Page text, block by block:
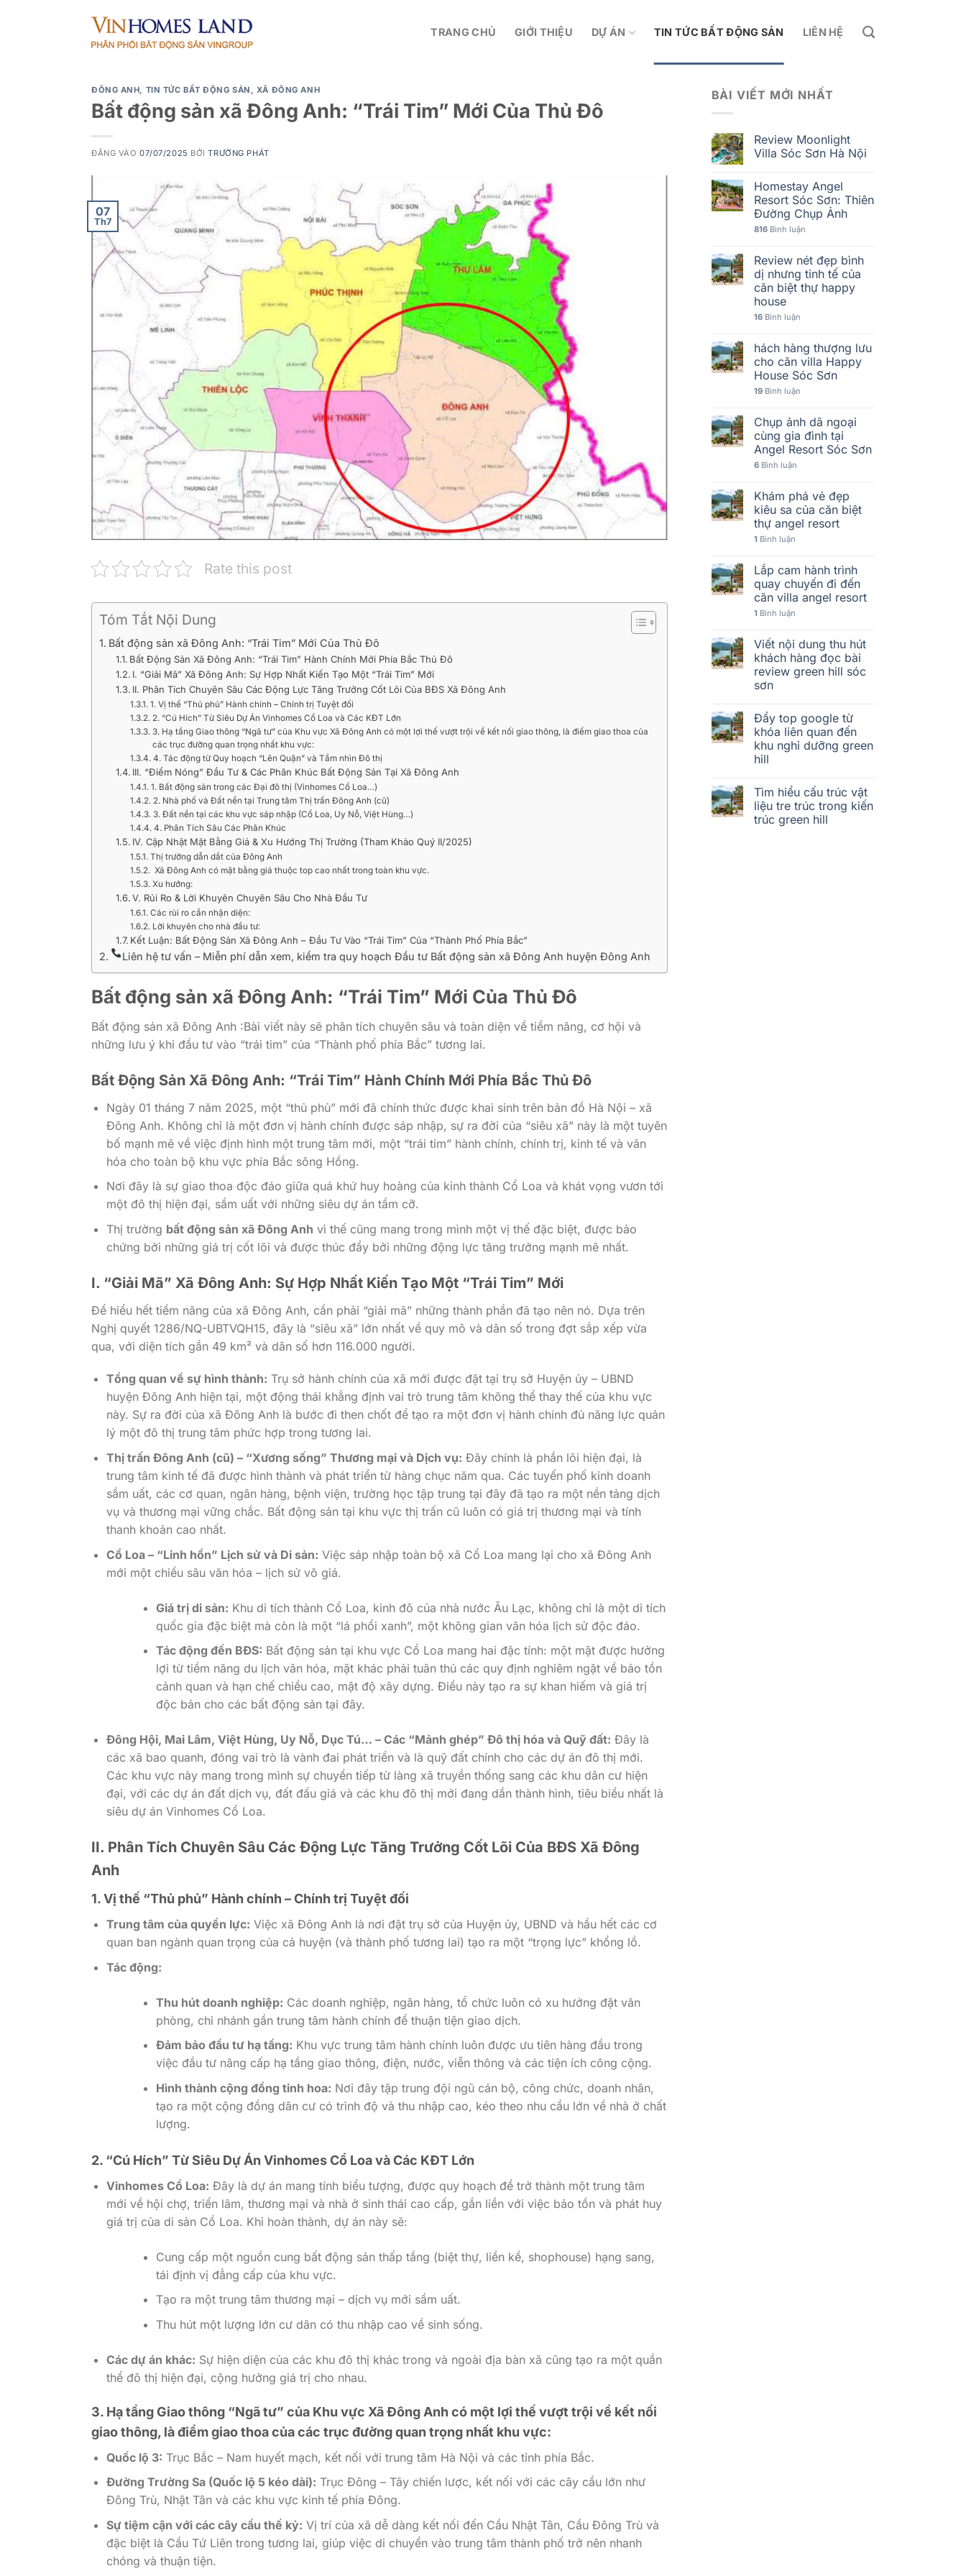
TRANG CHỦ GIỚI THIỆU DỰ ÁN TIN TỨC BẤT ĐỘNG SẢN LIÊN HỆ
ĐÔNG ANH, TIN TỨC BẤT ĐỘNG SẢN , XÃ ĐÔNG ANH
Bất động sản xã Đông Anh: “Trái Tim” Mới Của Thủ Đô
ĐĂNG VÀO07/07/2025 BỞITRƯỜNG PHÁT
07
Th7
Rate this post
Tóm Tắt Nội Dung
Bất động sản xã Đông Anh: “Trái Tim” Mới Của Thủ Đô
Bất Động Sản Xã Đông Anh: “Trái Tim” Hành Chính Mới Phía Bắc Thủ Đô
I. “Giải Mã” Xã Đông Anh: Sự Hợp Nhất Kiến Tạo Một “Trái Tim” Mới
II. Phân Tích Chuyên Sâu Các Động Lực Tăng Trưởng Cốt Lõi Của BĐS Xã Đông Anh
1. Vị thế “Thủ phủ” Hành chính – Chính trị Tuyệt đối
2. “Cú Hích” Từ Siêu Dự Án Vinhomes Cổ Loa và Các KĐT Lớn
3. Hạ tầng Giao thông “Ngã tư” của Khu vực Xã Đông Anh có một lợi thế vượt trội về kết nối giao thông, là điểm giao thoa của
các trục đường quan trọng nhất khu vực:
4. Tác động từ Quy hoạch “Lên Quận” và Tầm nhìn Đô thị
III. “Điểm Nóng” Đầu Tư & Các Phân Khúc Bất Động Sản Tại Xã Đông Anh
1. Bất động sản trong các Đại đô thị (Vinhomes Cổ Loa…)
2. Nhà phố và Đất nền tại Trung tâm Thị trấn Đông Anh (cũ)
3. Đất nền tại các khu vực sáp nhập (Cổ Loa, Uy Nỗ, Việt Hùng…)
4. Phân Tích Sâu Các Phân Khúc
IV. Cập Nhật Mặt Bằng Giá & Xu Hướng Thị Trường (Tham Khảo Quý II/2025)
Thị trường dẫn dắt của Đông Anh
Xã Đông Anh có mặt bằng giá thuộc top cao nhất trong toàn khu vực.
Xu hướng:
V. Rủi Ro & Lời Khuyên Chuyên Sâu Cho Nhà Đầu Tư
Các rủi ro cần nhận diện:
Lời khuyên cho nhà đầu tư:
Kết Luận: Bất Động Sản Xã Đông Anh – Đầu Tư Vào “Trái Tim” Của “Thành Phố Phía Bắc”
Liên hệ tư vấn – Miễn phí dẫn xem, kiểm tra quy hoạch Đầu tư Bất động sản xã Đông Anh huyện Đông Anh
Bất động sản xã Đông Anh: “Trái Tim” Mới Của Thủ Đô
Bất động sản xã Đông Anh :Bài viết này sẽ phân tích chuyên sâu và toàn diện về tiềm năng, cơ hội và
những lưu ý khi đầu tư vào “trái tim” của “Thành phố phía Bắc” tương lai.
Bất Động Sản Xã Đông Anh: “Trái Tim” Hành Chính Mới Phía Bắc Thủ Đô
Ngày 01 tháng 7 năm 2025, một “thủ phủ” mới đã chính thức được khai sinh trên bản đồ Hà Nội – xã
Đông Anh. Không chỉ là một đơn vị hành chính được sáp nhập, sự ra đời của “siêu xã” này là một tuyên
bố mạnh mẽ về việc định hình một trung tâm mới, một “trái tim” hành chính, chính trị, kinh tế và văn
hóa cho toàn bộ khu vực phía Bắc sông Hồng.
Nơi đây là sự giao thoa độc đáo giữa quá khứ huy hoàng của kinh thành Cổ Loa và khát vọng vươn tới
một đô thị hiện đại, sầm uất với những siêu dự án tầm cỡ.
Thị trường bất động sản xã Đông Anh vì thế cũng mang trong mình một vị thế đặc biệt, được bảo
chứng bởi những giá trị cốt lõi và được thúc đẩy bởi những động lực tăng trưởng mạnh mẽ nhất.
I. “Giải Mã” Xã Đông Anh: Sự Hợp Nhất Kiến Tạo Một “Trái Tim” Mới
Để hiểu hết tiềm năng của xã Đông Anh, cần phải “giải mã” những thành phần đã tạo nên nó. Dựa trên
Nghị quyết 1286/NQ-UBTVQH15, đây là “siêu xã” lớn nhất về quy mô và dân số trong đợt sắp xếp vừa
qua, với diện tích gần 49 km² và dân số hơn 116.000 người.
Tổng quan về sự hình thành: Trụ sở hành chính của xã mới được đặt tại trụ sở Huyện ủy – UBND
huyện Đông Anh hiện tại, một động thái khẳng định vai trò trung tâm không thể thay thế của khu vực
này. Sự ra đời của xã Đông Anh là bước đi then chốt để tạo ra một đơn vị hành chính đủ năng lực quản
lý một đô thị trung tâm phức hợp trong tương lai.
Thị trấn Đông Anh (cũ) – “Xương sống” Thương mại và Dịch vụ: Đây chính là phần lõi hiện đại, là
trung tâm kinh tế đã được hình thành và phát triển từ hàng chục năm qua. Các tuyến phố kinh doanh
sầm uất, các cơ quan, ngân hàng, bệnh viện, trường học tập trung tại đây đã tạo ra một nền tảng dịch
vụ và thương mại vững chắc. Bất động sản tại khu vực thị trấn cũ luôn có giá trị thương mại và tính
thanh khoản cao nhất.
Cổ Loa – “Linh hồn” Lịch sử và Di sản: Việc sáp nhập toàn bộ xã Cổ Loa mang lại cho xã Đông Anh
mới một chiều sâu văn hóa – lịch sử vô giá.
Giá trị di sản: Khu di tích thành Cổ Loa, kinh đô của nhà nước Âu Lạc, không chỉ là một di tích
quốc gia đặc biệt mà còn là một “lá phổi xanh”, một không gian văn hóa lịch sử độc đáo.
Tác động đến BĐS: Bất động sản tại khu vực Cổ Loa mang hai đặc tính: một mặt được hưởng
lợi từ tiềm năng du lịch văn hóa, mặt khác phải tuân thủ các quy định nghiêm ngặt về bảo tồn
cảnh quan và hạn chế chiều cao, mật độ xây dựng. Điều này tạo ra sự khan hiếm và giá trị
độc bản cho các bất động sản tại đây.
Đông Hội, Mai Lâm, Việt Hùng, Uy Nỗ, Dục Tú… – Các “Mảnh ghép” Đô thị hóa và Quỹ đất: Đây là
các xã bao quanh, đóng vai trò là vành đai phát triển và là quỹ đất chính cho các dự án đô thị mới.
Các khu vực này mang trong mình sự chuyển tiếp từ làng xã truyền thống sang các khu dân cư hiện
đại, với các dự án đất dịch vụ, đất đấu giá và các khu đô thị mới đang dần thành hình, tiêu biểu nhất là
siêu dự án Vinhomes Cổ Loa.
II. Phân Tích Chuyên Sâu Các Động Lực Tăng Trưởng Cốt Lõi Của BĐS Xã Đông
Anh
1. Vị thế “Thủ phủ” Hành chính – Chính trị Tuyệt đối
Trung tâm của quyền lực: Việc xã Đông Anh là nơi đặt trụ sở của Huyện ủy, UBND và hầu hết các cơ
quan ban ngành quan trọng của cả huyện (và thành phố tương lai) tạo ra một “trọng lực” khổng lồ.
Tác động:
Thu hút doanh nghiệp: Các doanh nghiệp, ngân hàng, tổ chức luôn có xu hướng đặt văn
phòng, chi nhánh gần trung tâm hành chính để thuận tiện giao dịch.
Đảm bảo đầu tư hạ tầng: Khu vực trung tâm hành chính luôn được ưu tiên hàng đầu trong
việc đầu tư nâng cấp hạ tầng giao thông, điện, nước, viễn thông và các tiện ích công cộng.
Hình thành cộng đồng tinh hoa: Nơi đây tập trung đội ngũ cán bộ, công chức, doanh nhân,
tạo ra một cộng đồng dân cư có trình độ và thu nhập cao, kéo theo nhu cầu lớn về nhà ở chất
lượng.
2. “Cú Hích” Từ Siêu Dự Án Vinhomes Cổ Loa và Các KĐT Lớn
Vinhomes Cổ Loa: Đây là dự án mang tính biểu tượng, được quy hoạch để trở thành một trung tâm
mới về hội chợ, triển lãm, thương mại và nhà ở sinh thái cao cấp, gắn liền với việc bảo tồn và phát huy
giá trị của di sản Cổ Loa. Khi hoàn thành, dự án này sẽ:
Cung cấp một nguồn cung bất động sản thấp tầng (biệt thự, liền kề, shophouse) hạng sang,
tái định vị đẳng cấp của khu vực.
Tạo ra một trung tâm thương mại – dịch vụ mới sầm uất.
Thu hút một lượng lớn cư dân có thu nhập cao về sinh sống.
Các dự án khác: Sự hiện diện của các khu đô thị khác trong và ngoài địa bàn xã cũng tạo ra một quần
thể đô thị hiện đại, cộng hưởng giá trị cho nhau.
3. Hạ tầng Giao thông “Ngã tư” của Khu vực Xã Đông Anh có một lợi thế vượt trội về kết nối
giao thông, là điểm giao thoa của các trục đường quan trọng nhất khu vực:
Quốc lộ 3: Trục Bắc – Nam huyết mạch, kết nối với trung tâm Hà Nội và các tỉnh phía Bắc.
Đường Trường Sa (Quốc lộ 5 kéo dài): Trục Đông – Tây chiến lược, kết nối với các cây cầu lớn như
Đông Trù, Nhật Tân và các khu vực kinh tế phía Đông.
Sự tiệm cận với các cây cầu thế kỷ: Vị trí của xã dễ dàng kết nối đến Cầu Nhật Tân, Cầu Đông Trù và
đặc biệt là Cầu Tứ Liên trong tương lai, giúp việc di chuyển vào trung tâm thành phố trở nên nhanh
chóng và thuận tiện.
BÀI VIẾT MỚI NHẤT
Review Moonlight
Villa Sóc Sơn Hà Nội
Homestay Angel
Resort Sóc Sơn: Thiên
Đường Chụp Ảnh
816Bình luận
Review nét đẹp bình
dị nhưng tinh tế của
căn biệt thự happy
house
16Bình luận
hách hàng thượng lưu
cho căn villa Happy
House Sóc Sơn
19Bình luận
Chụp ảnh dã ngoại
cùng gia đình tại
Angel Resort Sóc Sơn
6Bình luận
Khám phá vẻ đẹp
kiêu sa của căn biệt
thự angel resort
1 Bình luận
Lắp cam hành trình
quay chuyến đi đến
căn villa angel resort
1 Bình luận
Viết nội dung thu hút
khách hàng đọc bài
review green hill sóc
sơn
Đẩy top google từ
khóa liên quan đến
khu nghỉ dưỡng green
hill
Tìm hiểu cấu trúc vật
liệu tre trúc trong kiến
trúc green hill